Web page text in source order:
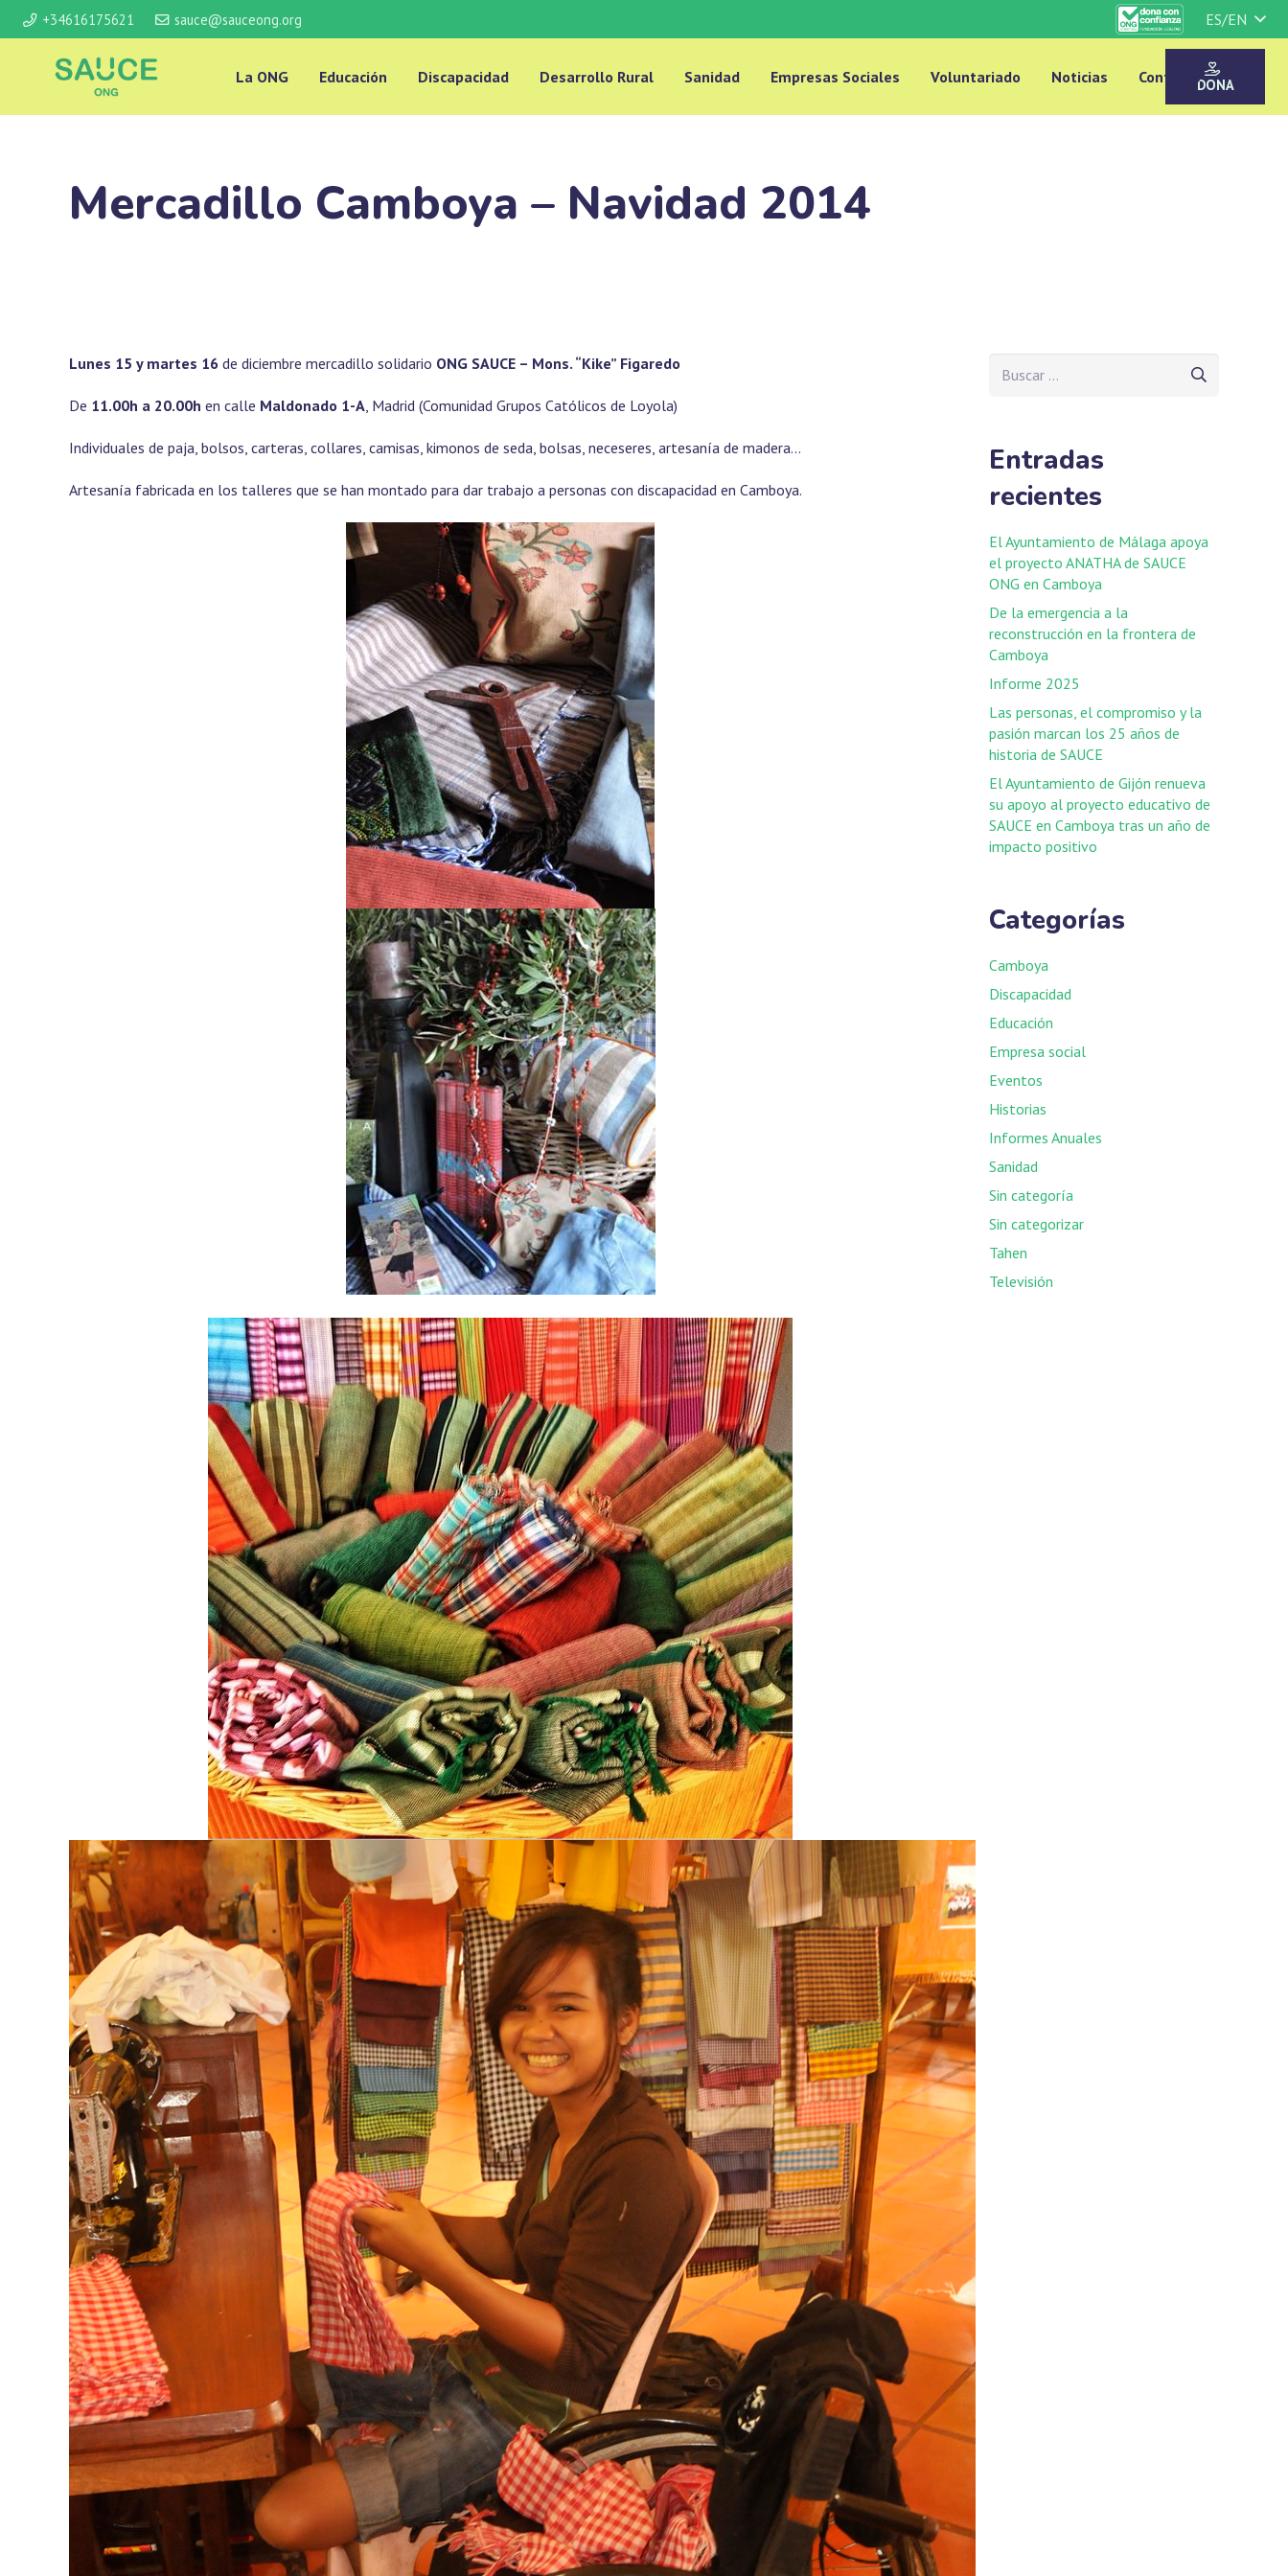
+34616175621 sauce@sauceong.org ES/EN
La ONG Educación Discapacidad Desarrollo Rural Sanidad Empresas Sociales Voluntariado Noticias ContactoDONA
Mercadillo Camboya – Navidad 2014
Lunes 15 y martes 16 de diciembre mercadillo solidario ONG SAUCE – Mons. “Kike” Figaredo
De 11.00h a 20.00h en calle Maldonado 1-A, Madrid (Comunidad Grupos Católicos de Loyola)
Individuales de paja, bolsos, carteras, collares, camisas, kimonos de seda, bolsas, neceseres, artesanía de madera…
Artesanía fabricada en los talleres que se han montado para dar trabajo a personas con discapacidad en Camboya.
Entradas
recientes
El Ayuntamiento de Málaga apoya
el proyecto ANATHA de SAUCE
ONG en Camboya
De la emergencia a la
reconstrucción en la frontera de
Camboya
Informe 2025
Las personas, el compromiso y la
pasión marcan los 25 años de
historia de SAUCE
El Ayuntamiento de Gijón renueva
su apoyo al proyecto educativo de
SAUCE en Camboya tras un año de
impacto positivo
Categorías
Camboya
Discapacidad
Educación
Empresa social
Eventos
Historias
Informes Anuales
Sanidad
Sin categoría
Sin categorizar
Tahen
Televisión